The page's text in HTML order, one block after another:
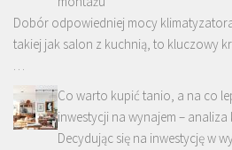
Dobór odpowiedniej mocy
takiej jak salon z kuchnią, to kluczowy
…
Co warto kupić tanio, a na co
inwestycji na wynajem –
Decydując się na inwestycję w